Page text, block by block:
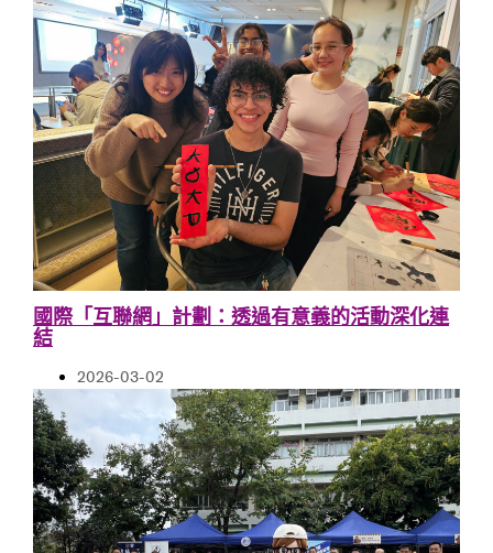
國際「互聯網」計劃：透過有意義的活動深化連
結
2026-03-02